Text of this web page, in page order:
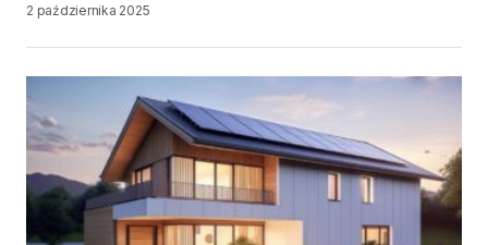
2 października 2025